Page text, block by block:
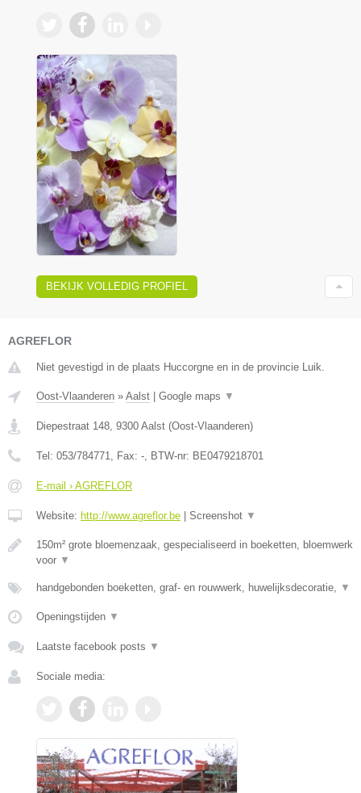
BEKIJK VOLLEDIG PROFIEL
AGREFLOR
Niet gevestigd in de plaats Huccorgne en in de provincie Luik.
Oost-Vlaanderen » Aalst | Google maps ▼
Diepestraat 148 9300 Aalst (Oost-Vlaanderen)
Tel: 053/784771 , Fax: - , BTW-nr: BE0479218701
E-mail › AGREFLOR
Website: http://www.agreflor.be | Screenshot ▼
150m² grote bloemenzaak, gespecialiseerd in boeketten, bloemwerk
voor ▼
handgebonden boeketten, graf- en rouwwerk, huwelijksdecoratie, ▼
Openingstijden ▼
Laatste facebook posts ▼
Sociale media: